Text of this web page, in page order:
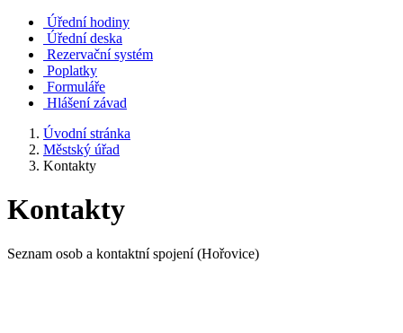
Úřední hodiny
Úřední deska
Rezervační systém
Poplatky
Formuláře
Hlášení závad
Úvodní stránka
Městský úřad
Kontakty
Kontakty
Seznam osob a kontaktní spojení (Hořovice)